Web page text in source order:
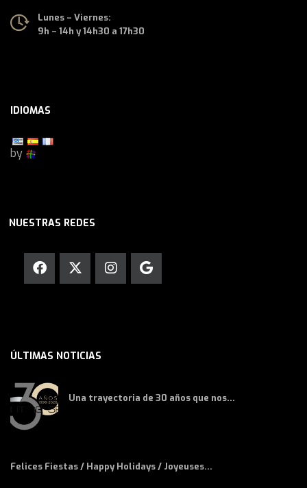
Lunes – Viernes:
9h – 14h y 14h30 a 17h30
IDIOMAS
by
NUESTRAS REDES
ÚLTIMAS NOTICIAS
Una trayectoria de 30 años que nos...
Felices Fiestas / Happy Holidays / Joyeuses...